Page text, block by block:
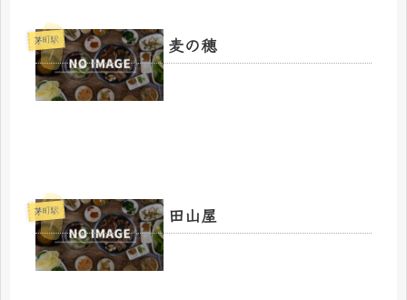
茅町駅 麦の穂
茅町駅 田山屋